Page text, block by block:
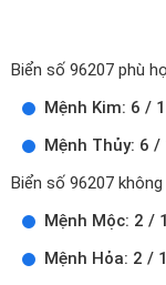
Biển số 96207 phù
Mệnh Kim: 6 /
Mệnh Thủy: 6
Biển số 96207
Mệnh Mộc: 2 /
Mệnh Hỏa: 2 /